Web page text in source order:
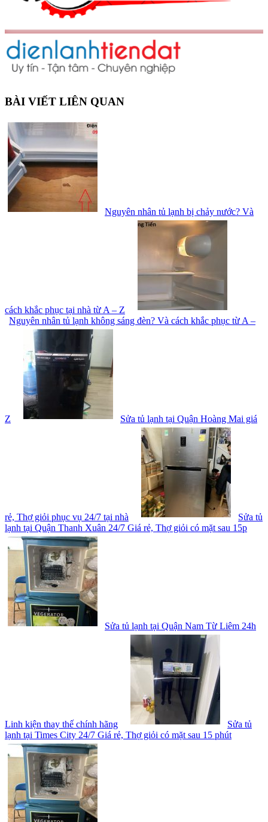
BÀI VIẾT LIÊN QUAN
Nguyên nhân tủ lạnh bị chảy nước? Và
cách khắc phục tại nhà từ A – Z
Nguyên nhân tủ lạnh không sáng đèn? Và cách khắc phục từ A –
Z Sửa tủ lạnh tại Quận Hoàng Mai giá
rẻ, Thợ giỏi phục vụ 24/7 tại nhà
Sửa tủ
lạnh tại Quận Thanh Xuân 24/7 Giá rẻ, Thợ giỏi có mặt sau 15p
Sửa tủ lạnh tại Quận Nam Từ Liêm 24h
Linh kiện thay thế chính hãng
Sửa tủ
lạnh tại Times City 24/7 Giá rẻ, Thợ giỏi có mặt sau 15 phút